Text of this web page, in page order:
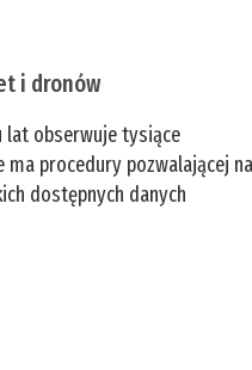
i dronów
lat obserwuje tysiące
procedury pozwalającej
dostępnych danych